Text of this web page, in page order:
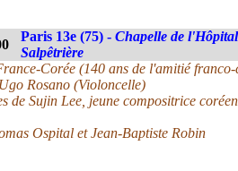
Paris 13e (75) - Chapelle de
Salpêtrière
Corée (140 ans de l'amitié franco-
Rosano (Violoncelle)
de Sujin Lee, jeune compositrice
Ospital et Jean-Baptiste Robin